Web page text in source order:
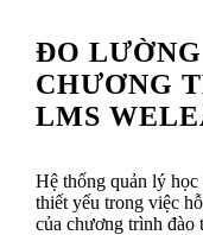
ĐO
CHƯƠNG
LMS
Hệ thống quản lý
thiết yếu trong việc
của chương trình đào